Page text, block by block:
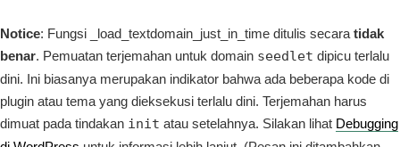
Notice: Fungsi _load_textdomain_just_in_time ditulis secara tidak
benar. Pemuatan terjemahan untuk domain seedlet dipicu terlalu
dini. Ini biasanya merupakan indikator bahwa ada beberapa kode di
plugin atau tema yang dieksekusi terlalu dini. Terjemahan harus
dimuat pada tindakan init atau setelahnya. Silakan lihat Debugging